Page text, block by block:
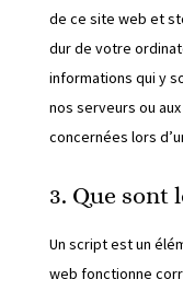
de ce site web et
dur de votre
informations qui y
nos serveurs ou
concernées lors
3. Que sont
Un script est un
web fonctionne